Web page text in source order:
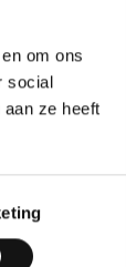
om ons
social
ze heeft